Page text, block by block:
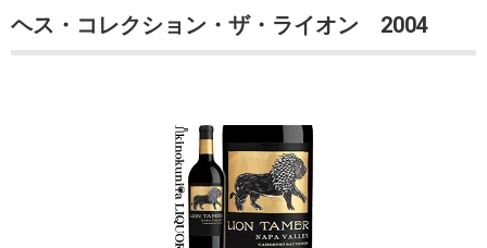
ヘス・コレクション・ザ・ライオン 2004